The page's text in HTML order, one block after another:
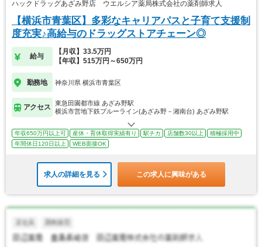
ハックドラッグあざみ野店 ウエルシア薬局株式会社の薬剤師求人
【横浜市青葉区】多彩なキャリアパスと子育て支援制
度充実♪高給与のドラッグストアチェーン◎
給与
【月収】33.5万円
【年収】515万円～650万円
勤務地 神奈川県 横浜市青葉区
アクセス
東急田園都市線 あざみ野駅
横浜市営地下鉄ブルーライン(あざみ野－湘南台) あざみ野駅
年収650万円以上可 産休・育休取得実績有り 駅チカ 店舗数30以上
積極採用中
年間休日120日以上
WEB面接OK
求人の詳細を見る この求人に興味がある